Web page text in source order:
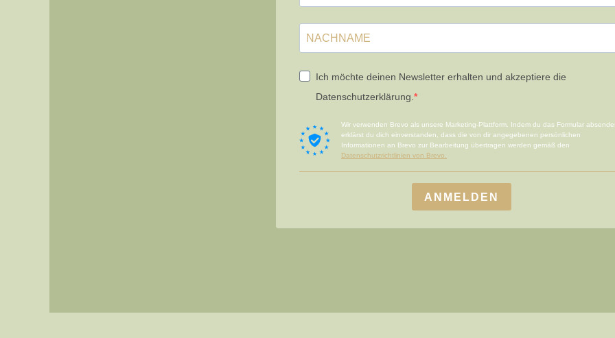
Ich möchte deinen Newsletter erhalten und akzeptiere die
Datenschutzerklärung.
Wir verwenden Brevo als unsere Marketing-Plattform. Indem du das Formular
erklärst du dich einverstanden, dass die von dir angegebenen persönlichen
Informationen an Brevo zur Bearbeitung übertragen werden gemäß den
Datenschutzrichtlinien von Brevo.
ANMELDEN